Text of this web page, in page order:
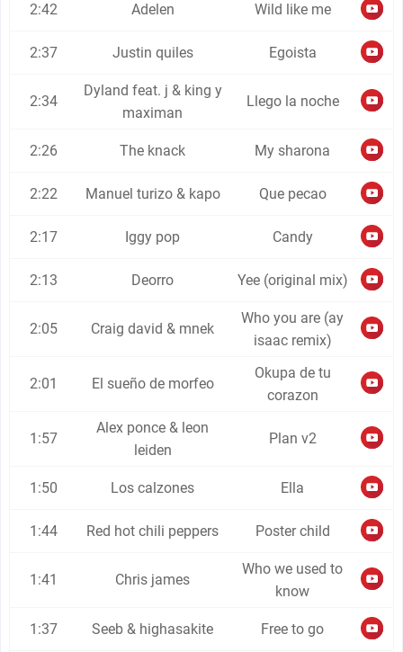
2:42 Adelen Wild like me
2:37 Justin quiles Egoista
2:34
Dyland feat. j & king y
maximan
Llego la noche
2:26 The knack My sharona
2:22 Manuel turizo & kapo Que pecao
2:17 Iggy pop Candy
2:13 Deorro Yee (original mix)
2:05 Craig david & mnek
Who you are (ay
isaac remix)
2:01 El sueño de morfeo
Okupa de tu
corazon
1:57
Alex ponce & leon
leiden
Plan v2
1:50 Los calzones Ella
1:44 Red hot chili peppers Poster child
1:41 Chris james
Who we used to
know
1:37 Seeb & highasakite Free to go